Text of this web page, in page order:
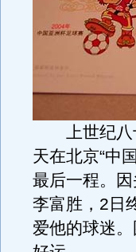
上世纪八
天在北京“中
最后一程。
李富胜，2日
爱他的球迷